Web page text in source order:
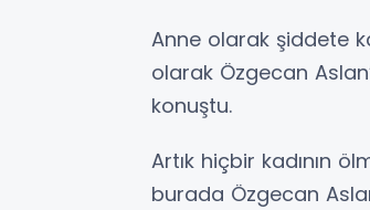
Anne olarak şiddete
olarak Özgecan
konuştu.
Artık hiçbir kadının
burada Özgecan